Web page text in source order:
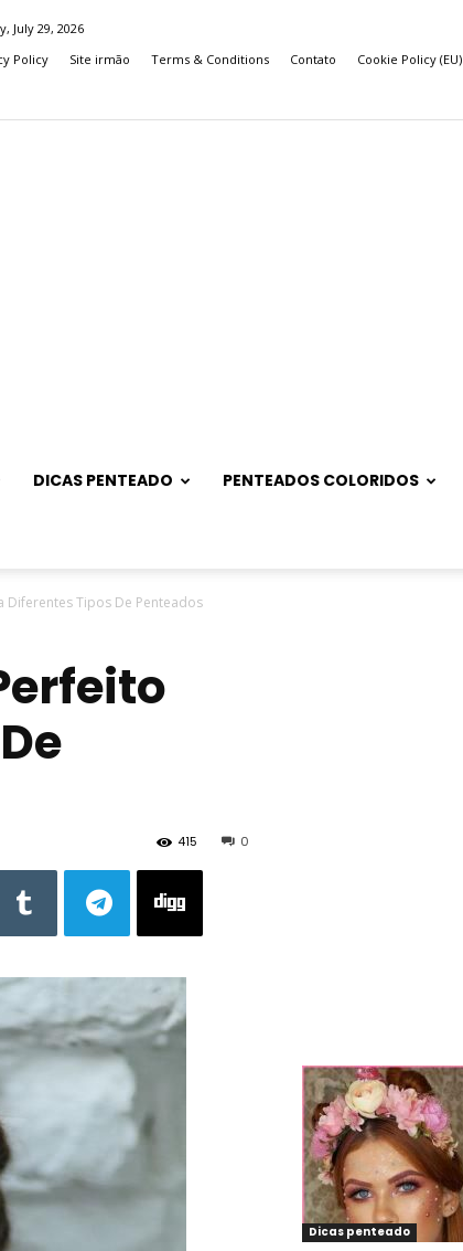
July 29, 2026
Policy Site irmão Terms & Conditions Contato Cookie Policy (EU)
DICAS PENTEADO PENTEADOS COLORIDOS
Diferentes Tipos De Penteados
0
415
Dicas penteado